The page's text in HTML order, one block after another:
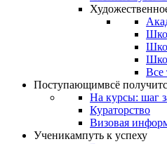
Все
Поступающимвсё
На курсы: шаг
Кураторство
Визовая
Ученикампуть к успеху